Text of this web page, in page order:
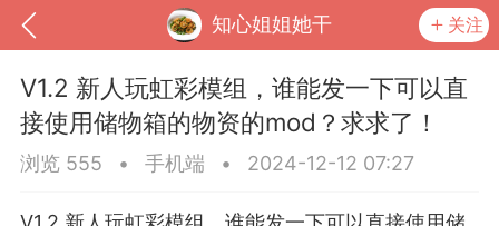
知心姐姐她干 关注
V1.2 新人玩虹彩模组，谁能发一下可以直
接使用储物箱的物资的mod？求求了！
浏览 555 • 手机端 • 2024-12-12 07:27